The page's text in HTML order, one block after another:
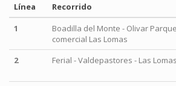
Línea
Recorrido
1
Boadilla del Monte - Olivar
comercial Las Lomas
2 Ferial - Valdepastores - Las Lomas